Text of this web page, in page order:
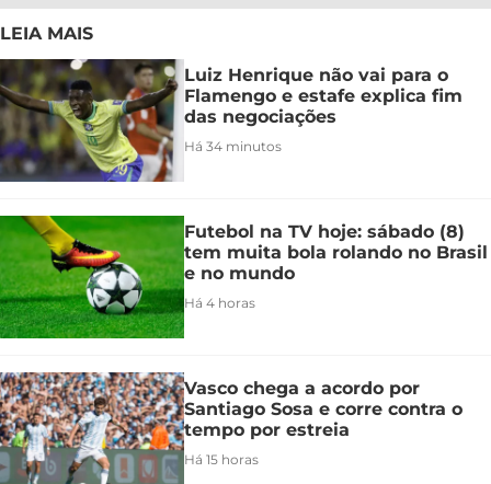
LEIA MAIS
Luiz Henrique não vai para o
Flamengo e estafe explica fim
das negociações
Há 34 minutos
Futebol na TV hoje: sábado (8)
tem muita bola rolando no Brasil
e no mundo
Há 4 horas
Vasco chega a acordo por
Santiago Sosa e corre contra o
tempo por estreia
Há 15 horas